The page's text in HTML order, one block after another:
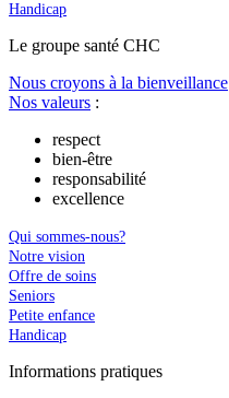
Handicap
Le groupe santé CHC
Nous croyons à la bienveillance
Nos valeurs :
respect
bien-être
responsabilité
excellence
Qui sommes-nous?
Notre vision
Offre de soins
Seniors
Petite enfance
Handicap
Informations pratiques